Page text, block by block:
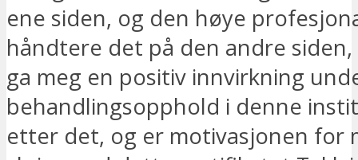
ene siden, og den høye
håndtere det på den andre
ga meg en positiv innvirkning
behandlingsopphold i denne
etter det, og er motivasjonen for